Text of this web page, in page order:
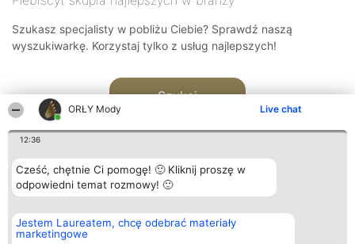
ORŁY Mody Live chat
12:36
Cześć, chętnie Ci pomogę! 🙂 Kliknij proszę w
odpowiedni temat rozmowy! 🙂
Jestem Laureatem, chcę odebrać materiały
marketingowe
Szukasz specjalisty w pobliżu Ciebie? Sprawdź naszą
wyszukiwarkę. Korzystaj tylko z usług najlepszych!
Szukaj
Organizator plebiscytu
Bright Side Solutions sp. z o.
o. sp. k.
Plebiscyt
Laureaci
Kontakt
Kontakt